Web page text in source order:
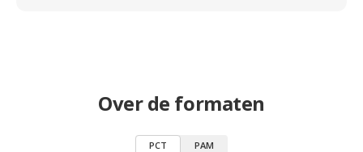
Over de formaten
PCT PAM